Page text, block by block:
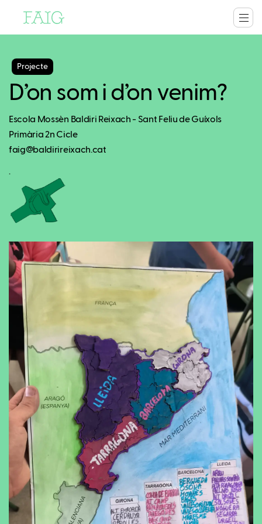
Projecte
D’on som i d’on venim?
Escola Mossèn Baldiri Reixach - Sant Feliu de Guíxols
Primària 2n Cicle
faig@baldirireixach.cat
.